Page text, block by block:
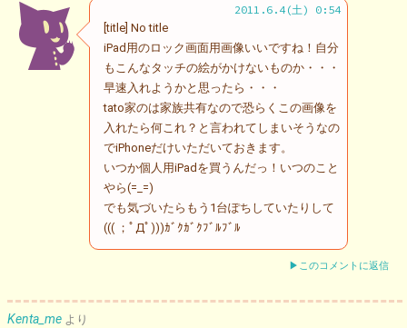
2011.6.4(土) 0:54
[title] No title
iPad用のロック画面用画像いいですね！自分
もこんなタッチの絵がかけないものか・・・
早速入れようかと思ったら・・・
tato家のは家族共有なので恐らくこの画像を
入れたら何これ？と言われてしまいそうなの
でiPhoneだけいただいておきます。
いつか個人用iPadを買うんだっ！いつのこと
やら(=_=)
でも気づいたらもう1台ぽちしていたりして
((( ；ﾟДﾟ)))ｶﾞｸｶﾞｸﾌﾞﾙﾌﾞﾙ
▶このコメントに返信
Kenta_me より